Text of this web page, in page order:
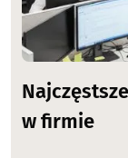
w firmie